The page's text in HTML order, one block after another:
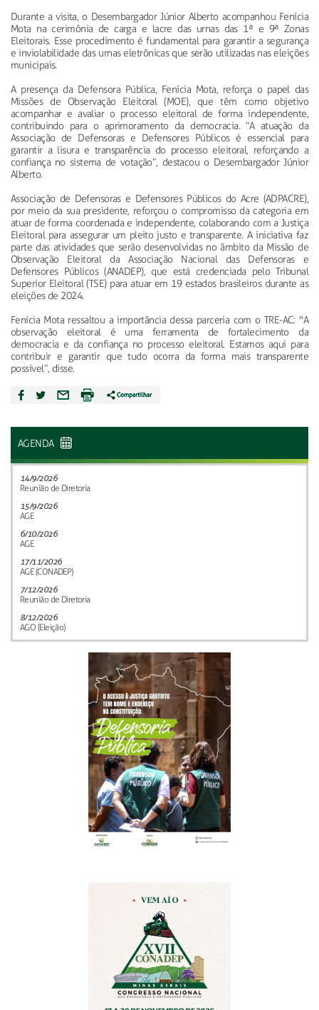
Durante a visita, o Desembargador Júnior Alberto acompanhou Fenícia
Mota na cerimônia de carga e lacre das urnas das 1ª e 9ª Zonas
Eleitorais. Esse procedimento é fundamental para garantir a segurança
e inviolabilidade das urnas eletrônicas que serão utilizadas nas eleições
municipais.
A presença da Defensora Pública, Fenícia Mota, reforça o papel das
Missões de Observação Eleitoral (MOE), que têm como objetivo
acompanhar e avaliar o processo eleitoral de forma independente,
contribuindo para o aprimoramento da democracia. “A atuação da
Associação de Defensoras e Defensores Públicos é essencial para
garantir a lisura e transparência do processo eleitoral, reforçando a
confiança no sistema de votação”, destacou o Desembargador Júnior
Alberto.
Associação de Defensoras e Defensores Públicos do Acre (ADPACRE),
por meio da sua presidente, reforçou o compromisso da categoria em
atuar de forma coordenada e independente, colaborando com a Justiça
Eleitoral para assegurar um pleito justo e transparente. A iniciativa faz
parte das atividades que serão desenvolvidas no âmbito da Missão de
Observação Eleitoral da Associação Nacional das Defensoras e
Defensores Públicos (ANADEP), que está credenciada pelo Tribunal
Superior Eleitoral (TSE) para atuar em 19 estados brasileiros durante as
eleições de 2024.
Fenícia Mota ressaltou a importância dessa parceria com o TRE-AC: "A
observação eleitoral é uma ferramenta de fortalecimento da
democracia e da confiança no processo eleitoral. Estamos aqui para
contribuir e garantir que tudo ocorra da forma mais transparente
possível”, disse.
AGENDA
14/9/2026
Reunião de Diretoria
15/9/2026
AGE
6/10/2026
AGE
17/11/2026
AGE (CONADEP)
7/12/2026
Reunião de Diretoria
8/12/2026
AGO (Eleição)